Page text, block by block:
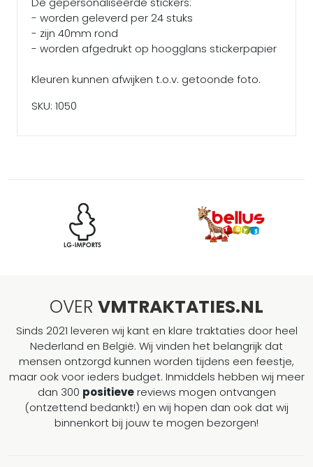
- worden geleverd per 24 stuks
- zijn 40mm rond
- worden afgedrukt op hoogglans stickerpapier
Kleuren kunnen afwijken t.o.v. getoonde foto.
SKU: 1050
OVER VMTRAKTATIES.NL
Sinds 2021 leveren wij kant en klare traktaties door heel
Nederland en België. Wij vinden het belangrijk dat
mensen ontzorgd kunnen worden tijdens een feestje,
maar ook voor ieders budget. Inmiddels hebben wij meer
dan 300 positievereviews mogen ontvangen
(ontzettend bedankt!) en wij hopen dan ook dat wij
binnenkort bij jouw te mogen bezorgen!